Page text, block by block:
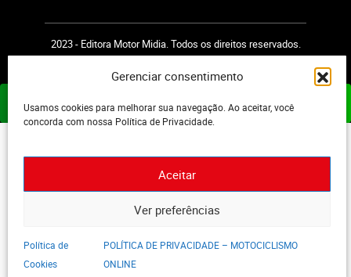
Gerenciar consentimento
Usamos cookies para melhorar sua navegação. Ao aceitar, você
concorda com nossa Política de Privacidade.
Aceitar
Ver preferências
Política de
Cookies
POLÍTICA DE PRIVACIDADE – MOTOCICLISMO
ONLINE
2023 - Editora Motor Midia. Todos os direitos reservados.
ASSINE JÁ